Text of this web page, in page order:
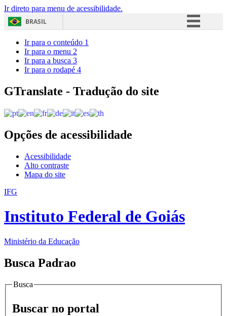
Ir direto para menu de acessibilidade.
BRASIL
Acesso à informação
Ir para o conteúdo 1
Ir para o menu 2
Ir para a busca 3
Ir para o rodapé 4
GTranslate - Tradução do site
Opções de acessibilidade
Acessibilidade
Alto contraste
Mapa do site
IFG
Instituto Federal de Goiás
Ministério da Educação
Busca Padrao
Busca
Buscar no portal